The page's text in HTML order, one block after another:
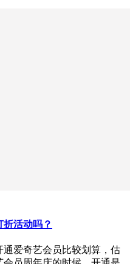
折活动吗？
爱奇艺会员比较划算，估